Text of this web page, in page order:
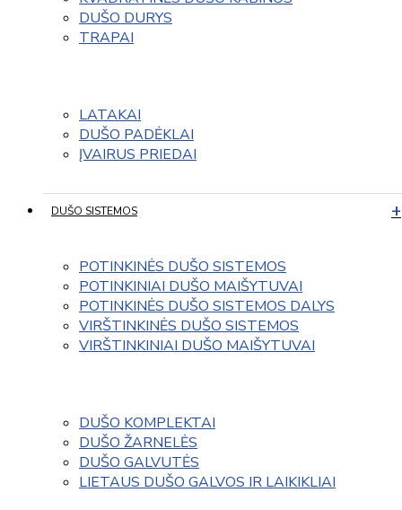
DUŠO DURYS
TRAPAI
LATAKAI
DUŠO PADĖKLAI
ĮVAIRUS PRIEDAI
DUŠO SISTEMOS
POTINKINĖS DUŠO SISTEMOS
POTINKINIAI DUŠO MAIŠYTUVAI
POTINKINĖS DUŠO SISTEMOS DALYS
VIRŠTINKINĖS DUŠO SISTEMOS
VIRŠTINKINIAI DUŠO MAIŠYTUVAI
DUŠO KOMPLEKTAI
DUŠO ŽARNELĖS
DUŠO GALVUTĖS
LIETAUS DUŠO GALVOS IR LAIKIKLIAI